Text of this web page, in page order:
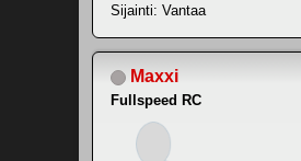
Sijainti: Vantaa
Maxxi
Fullspeed RC